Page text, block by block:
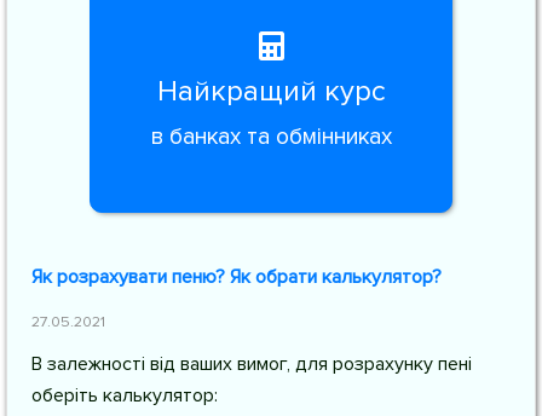
Найкращий курс
в банках та обмінниках
Як розрахувати пеню? Як обрати калькулятор?
27.05.2021
В залежності від ваших вимог, для розрахунку пені
оберіть калькулятор: